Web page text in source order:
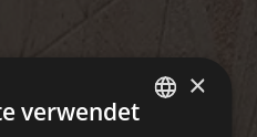
×
verwendet